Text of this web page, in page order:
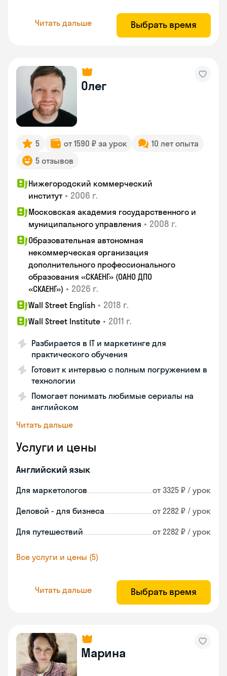
Читать дальше Выбрать время
Олег
5 от 1590 ₽ за урок
10 лет опыта
5 отзывов
Нижегородский коммерческий
институт • 2006 г.
Московская академия государственного и
муниципального управления • 2008 г.
Образовательная автономная
некоммерческая организация
дополнительного профессионального
образования «СКАЕНГ» (ОАНО ДПО
«СКАЕНГ») • 2026 г.
Wall Street English • 2018 г.
Wall Street Institute • 2011 г.
Разбирается в IT и маркетинге для
практического обучения
Готовит к интервью с полным погружением в
технологии
Помогает понимать любимые сериалы на
английском
Читать дальше
Услуги и цены
Английский язык
Для маркетологов от 3325 ₽ / урок
Деловой - для бизнеса от 2282 ₽ / урок
Для путешествий от 2282 ₽ / урок
Все услуги и цены (5)
Читать дальше Выбрать время
Марина